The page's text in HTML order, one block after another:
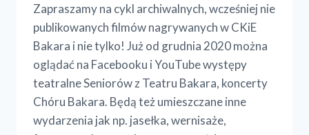
Zapraszamy na cykl archiwalnych, wcześniej nie
publikowanych filmów nagrywanych w CKiE
Bakara i nie tylko! Już od grudnia 2020 można
oglądać na Facebooku i YouTube występy
teatralne Seniorów z Teatru Bakara, koncerty
Chóru Bakara. Będą też umieszczane inne
wydarzenia jak np. jasełka, wernisaże,